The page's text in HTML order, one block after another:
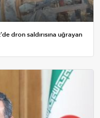
dron saldırısına uğrayan